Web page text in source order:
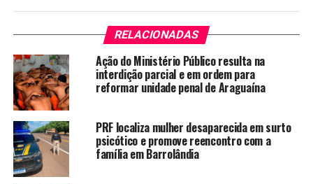
RELACIONADAS
Ação do Ministério Público resulta na
interdição parcial e em ordem para
reformar unidade penal de Araguaína
PRF localiza mulher desaparecida em surto
psicótico e promove reencontro com a
família em Barrolândia